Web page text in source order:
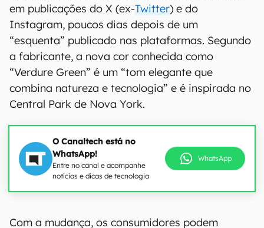
em publicações do X (ex-Twitter) e do
Instagram, poucos dias depois de um
“esquenta” publicado nas plataformas. Segundo
a fabricante, a nova cor conhecida como
“Verdure Green” é um “tom elegante que
combina natureza e tecnologia” e é inspirada no
Central Park de Nova York.
O Canaltech está no
WhatsApp!
Entre no canal e acompanhe
notícias e dicas de tecnologia
WhatsApp